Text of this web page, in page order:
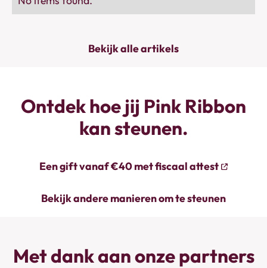
Bekijk alle artikels
Ontdek hoe jij Pink Ribbon
kan steunen.
Een gift vanaf €40 met fiscaal attest
Bekijk andere manieren om te steunen
Met dank aan onze partners